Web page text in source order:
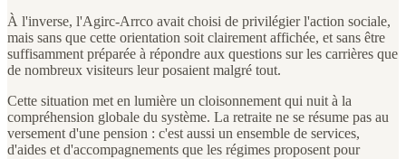
À l'inverse, l'Agirc-Arrco avait choisi de privilégier l'action sociale,
mais sans que cette orientation soit clairement affichée, et sans être
suffisamment préparée à répondre aux questions sur les carrières que
de nombreux visiteurs leur posaient malgré tout.
Cette situation met en lumière un cloisonnement qui nuit à la
compréhension globale du système. La retraite ne se résume pas au
versement d'une pension : c'est aussi un ensemble de services,
d'aides et d'accompagnements que les régimes proposent pour